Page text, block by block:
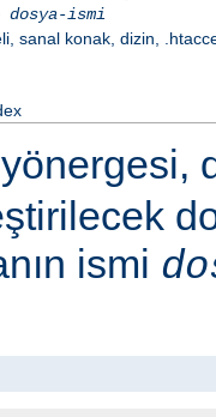
dosya-ismi
sanal konak, dizin,
yönergesi,
ismi